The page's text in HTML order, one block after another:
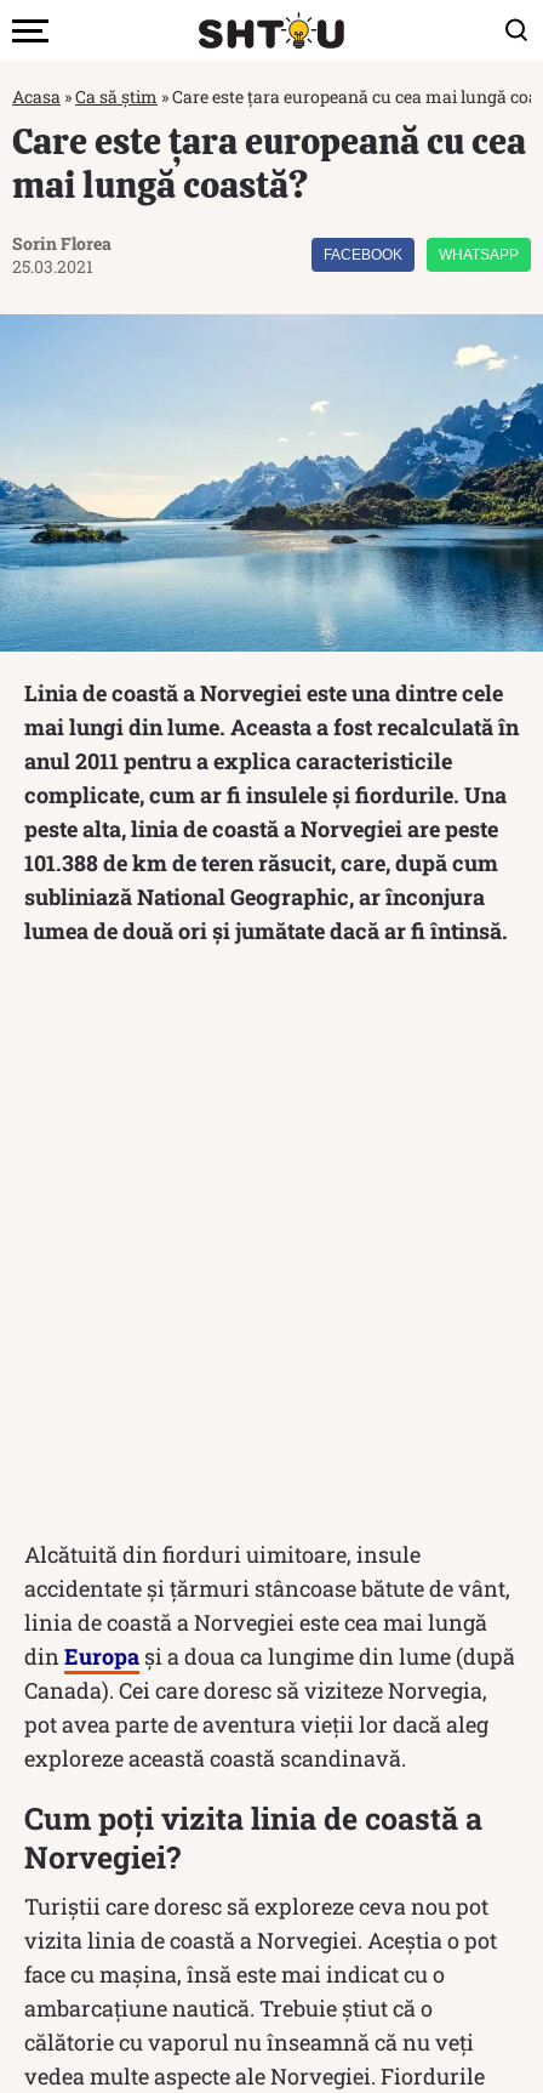
Acasa »Ca să știm »Care este țara europeană cu cea mai lungă
Care este țara europeană cu cea
mai lungă coastă?
Sorin Florea
25.03.2021
FACEBOOK WHATSAPP
Linia de coastă a Norvegiei este una dintre cele
mai lungi din lume. Aceasta a fost recalculată în
anul 2011 pentru a explica caracteristicile
complicate, cum ar fi insulele și fiordurile. Una
peste alta, linia de coastă a Norvegiei are peste
101.388 de km de teren răsucit, care, după cum
subliniază National Geographic, ar înconjura
lumea de două ori și jumătate dacă ar fi întinsă.
Alcătuită din fiorduri uimitoare, insule
accidentate și țărmuri stâncoase bătute de vânt,
linia de coastă a Norvegiei este cea mai lungă
din Europa și a doua ca lungime din lume (după
Canada). Cei care doresc să viziteze Norvegia,
pot avea parte de aventura vieții lor dacă aleg
exploreze această coastă scandinavă.
Cum poți vizita linia de coastă a
Norvegiei?
Turiștii care doresc să exploreze ceva nou pot
vizita linia de coastă a Norvegiei. Aceștia o pot
face cu mașina, însă este mai indicat cu o
ambarcațiune nautică. Trebuie știut că o
călătorie cu vaporul nu înseamnă că nu veți
vedea multe aspecte ale Norvegiei. Fiordurile